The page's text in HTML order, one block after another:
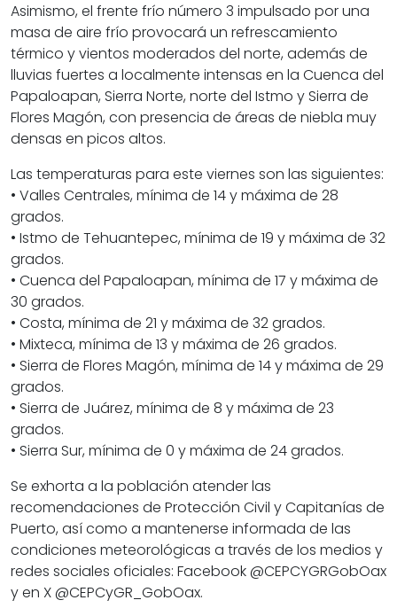
Asimismo, el frente frío número 3 impulsado por una
masa de aire frío provocará un refrescamiento
térmico y vientos moderados del norte, además de
lluvias fuertes a localmente intensas en la Cuenca del
Papaloapan, Sierra Norte, norte del Istmo y Sierra de
Flores Magón, con presencia de áreas de niebla muy
densas en picos altos.
Las temperaturas para este viernes son las siguientes:
• Valles Centrales, mínima de 14 y máxima de 28
grados.
• Istmo de Tehuantepec, mínima de 19 y máxima de 32
grados.
• Cuenca del Papaloapan, mínima de 17 y máxima de
30 grados.
• Costa, mínima de 21 y máxima de 32 grados.
• Mixteca, mínima de 13 y máxima de 26 grados.
• Sierra de Flores Magón, mínima de 14 y máxima de 29
grados.
• Sierra de Juárez, mínima de 8 y máxima de 23
grados.
• Sierra Sur, mínima de 0 y máxima de 24 grados.
Se exhorta a la población atender las
recomendaciones de Protección Civil y Capitanías de
Puerto, así como a mantenerse informada de las
condiciones meteorológicas a través de los medios y
redes sociales oficiales: Facebook @CEPCYGRGobOax
y en X @CEPCyGR_GobOax.